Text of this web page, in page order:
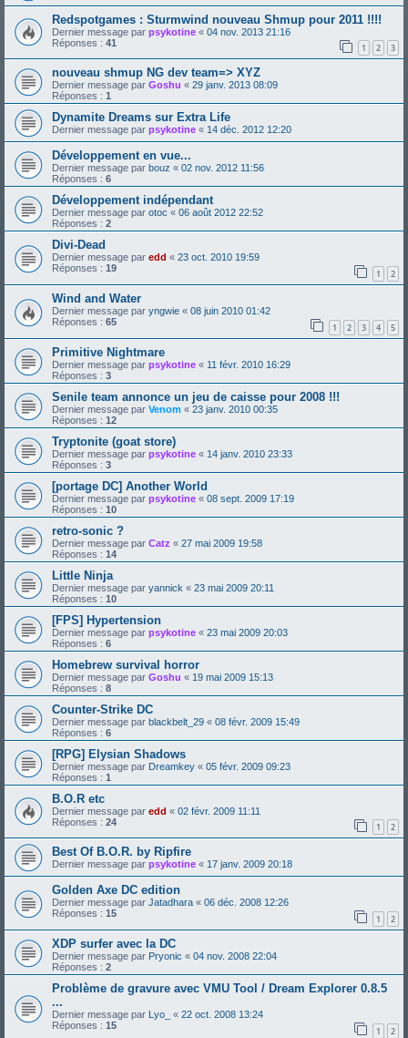
Redspotgames : Sturmwind nouveau Shmup pour 2011 !!!!
Dernier message par psykotine « 04 nov. 2013 21:16
Réponses : 41 1 2 3
nouveau shmup NG dev team=> XYZ
Dernier message par Goshu « 29 janv. 2013 08:09
Réponses : 1
Dynamite Dreams sur Extra Life
Dernier message par psykotine « 14 déc. 2012 12:20
Développement en vue...
Dernier message par bouz « 02 nov. 2012 11:56
Réponses : 6
Développement indépendant
Dernier message par otoc « 06 août 2012 22:52
Réponses : 2
Divi-Dead
Dernier message par edd « 23 oct. 2010 19:59
Réponses : 19 1 2
Wind and Water
Dernier message par yngwie « 08 juin 2010 01:42
Réponses : 65 1 2 3 4 5
Primitive Nightmare
Dernier message par psykotine « 11 févr. 2010 16:29
Réponses : 3
Senile team annonce un jeu de caisse pour 2008 !!!
Dernier message par Venom « 23 janv. 2010 00:35
Réponses : 12
Tryptonite (goat store)
Dernier message par psykotine « 14 janv. 2010 23:33
Réponses : 3
[portage DC] Another World
Dernier message par psykotine « 08 sept. 2009 17:19
Réponses : 10
retro-sonic ?
Dernier message par Catz « 27 mai 2009 19:58
Réponses : 14
Little Ninja
Dernier message par yannick « 23 mai 2009 20:11
Réponses : 10
[FPS] Hypertension
Dernier message par psykotine « 23 mai 2009 20:03
Réponses : 6
Homebrew survival horror
Dernier message par Goshu « 19 mai 2009 15:13
Réponses : 8
Counter-Strike DC
Dernier message par blackbelt_29 « 08 févr. 2009 15:49
Réponses : 6
[RPG] Elysian Shadows
Dernier message par Dreamkey « 05 févr. 2009 09:23
Réponses : 1
B.O.R etc
Dernier message par edd « 02 févr. 2009 11:11
Réponses : 24 1 2
Best Of B.O.R. by Ripfire
Dernier message par psykotine « 17 janv. 2009 20:18
Golden Axe DC edition
Dernier message par Jatadhara « 06 déc. 2008 12:26
Réponses : 15 1 2
XDP surfer avec la DC
Dernier message par Pryonic « 04 nov. 2008 22:04
Réponses : 2
Problème de gravure avec VMU Tool / Dream Explorer 0.8.5
...
Dernier message par Lyo_ « 22 oct. 2008 13:24
Réponses : 15 1 2